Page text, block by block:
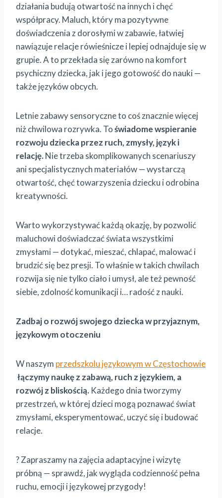
działania budują otwartość na innych i chęć
współpracy. Maluch, który ma pozytywne
doświadczenia z dorosłymi w zabawie, łatwiej
nawiązuje relacje rówieśnicze i lepiej odnajduje się w
grupie. A to przekłada się zarówno na komfort
psychiczny dziecka, jak i jego gotowość do nauki —
także języków obcych.
Letnie zabawy sensoryczne to coś znacznie więcej
niż chwilowa rozrywka. Toświadome wspieranie
rozwoju dziecka przez ruch, zmysły, język i
relację.Nie trzeba skomplikowanych scenariuszy
ani specjalistycznych materiałów — wystarczą
otwartość, chęć towarzyszenia dziecku i odrobina
kreatywności.
Warto wykorzystywać każdą okazję, by pozwolić
maluchowi doświadczać świata wszystkimi
zmysłami — dotykać, mieszać, chlapać, malować i
brudzić się bez presji. To właśnie w takich chwilach
rozwija się nie tylko ciało i umysł, ale też pewność
siebie, zdolność komunikacji i… radość z nauki.
Zadbaj o rozwój swojego dziecka w przyjaznym,
językowym otoczeniu
W naszym przedszkolu językowym w Częstochowie
łączymy naukę z zabawą, ruch z językiem, a
rozwój z bliskością. Każdego dnia tworzymy
przestrzeń, w której dzieci mogą poznawać świat
zmysłami, eksperymentować, uczyć się i budować
relacje.
? Zapraszamy na zajęcia adaptacyjne i wizytę
próbną — sprawdź, jak wygląda codzienność pełna
ruchu, emocji i językowej przygody!